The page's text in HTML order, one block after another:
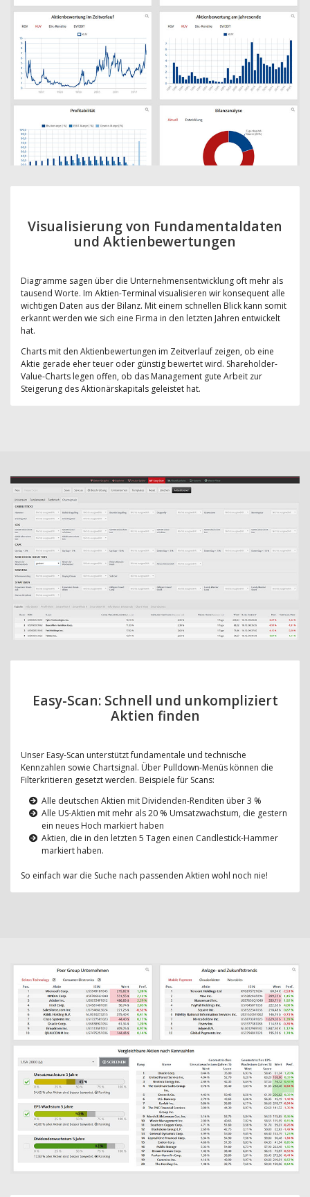
Visualisierung von Fundamentaldaten
und Aktienbewertungen
Diagramme sagen über die Unternehmensentwicklung oft mehr als
tausend Worte. Im Aktien-Terminal visualisieren wir konsequent alle
wichtigen Daten aus der Bilanz. Mit einem schnellen Blick kann somit
erkannt werden wie sich eine Firma in den letzten Jahren entwickelt
hat.
Charts mit den Aktienbewertungen im Zeitverlauf zeigen, ob eine
Aktie gerade eher teuer oder günstig bewertet wird. Shareholder-
Value-Charts legen offen, ob das Management gute Arbeit zur
Steigerung des Aktionärskapitals geleistet hat.
Easy-Scan: Schnell und unkompliziert
Aktien finden
Unser Easy-Scan unterstützt fundamentale und technische
Kennzahlen sowie Chartsignal. Über Pulldown-Menüs können die
Filterkritieren gesetzt werden. Beispiele für Scans:
Alle deutschen Aktien mit Dividenden-Renditen über 3 %
Alle US-Aktien mit mehr als 20 % Umsatzwachstum, die gestern
ein neues Hoch markiert haben
Aktien, die in den letzten 5 Tagen einen Candlestick-Hammer
markiert haben.
So einfach war die Suche nach passenden Aktien wohl noch nie!